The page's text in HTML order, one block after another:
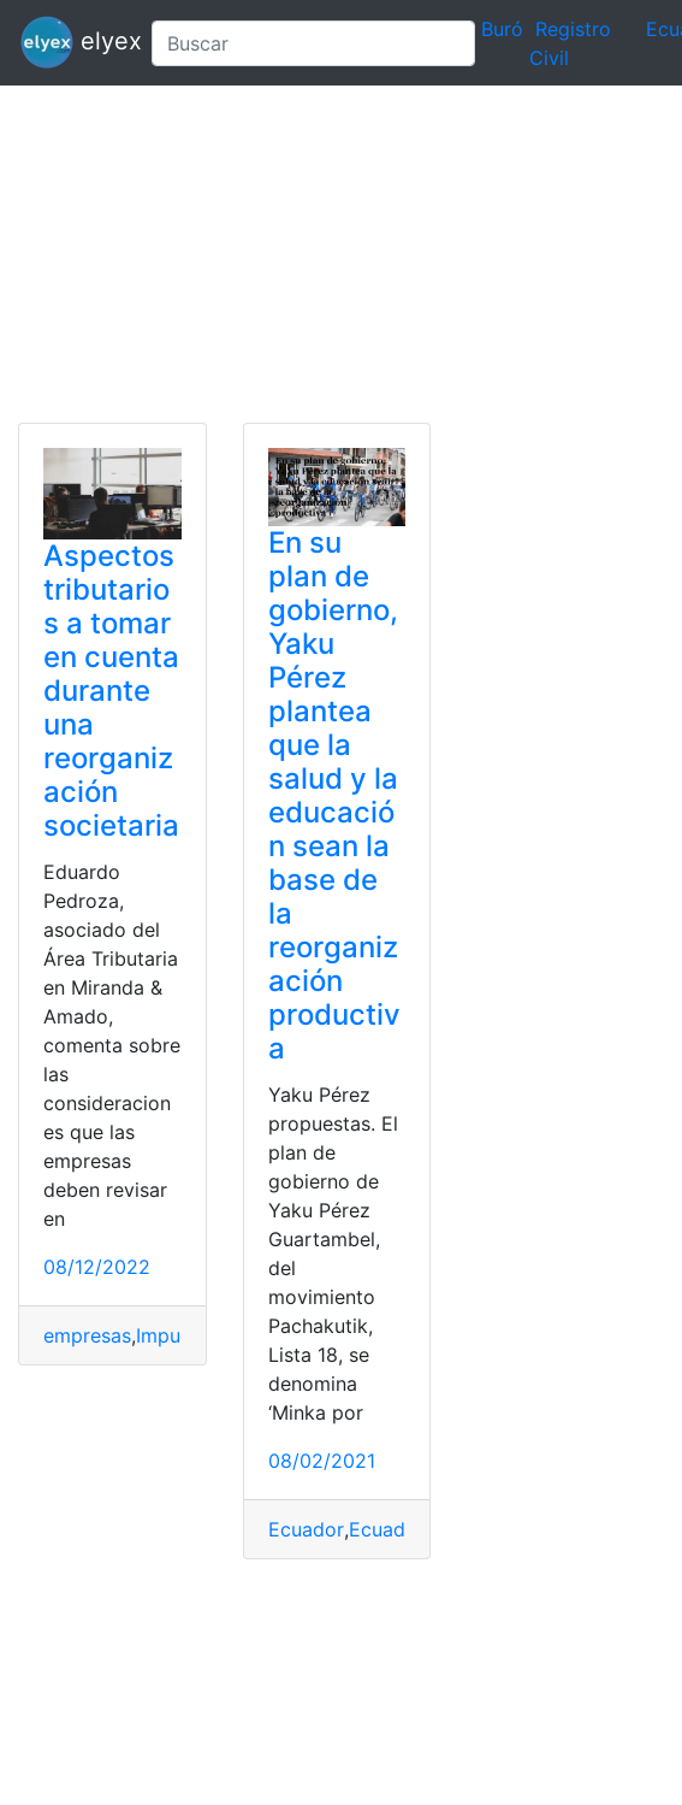
elyex Buró Registro
Civil
Aspectos
tributario
s a tomar
en cuenta
durante
una
reorganiz
ación
societaria
Eduardo
Pedroza,
asociado del
Área Tributaria
en Miranda &
Amado,
comenta sobre
las
consideracion
es que las
empresas
deben revisar
en
08/12/2022
empresas,Impuesto Operaciones,reorganización
En su
plan de
gobierno,
Yaku
Pérez
plantea
que la
salud y la
educació
n sean la
base de
la
reorganiz
ación
productiv
a
Yaku Pérez
propuestas. El
plan de
gobierno de
Yaku Pérez
Guartambel,
del
movimiento
Pachakutik,
Lista 18, se
denomina
‘Minka por
08/02/2021
Ecuador,Ecuador